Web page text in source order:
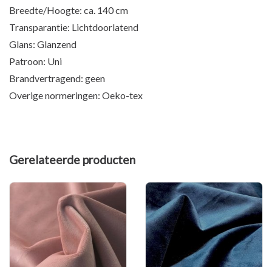
Breedte/Hoogte: ca. 140 cm
Transparantie: Lichtdoorlatend
Glans: Glanzend
Patroon: Uni
Brandvertragend: geen
Overige normeringen: Oeko-tex
Gerelateerde producten